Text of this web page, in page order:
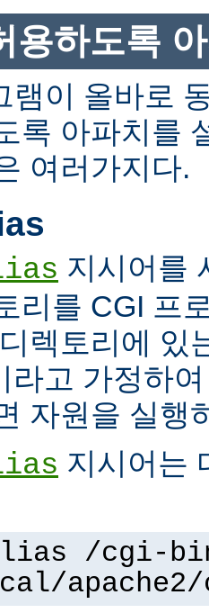
용하도록
램이 올바로
록 아파치를
여러가지다.
지시어를
리를 CGI 프
렉토리에 있
라고 가정하
자원을 실행
지시어는
/cgi-